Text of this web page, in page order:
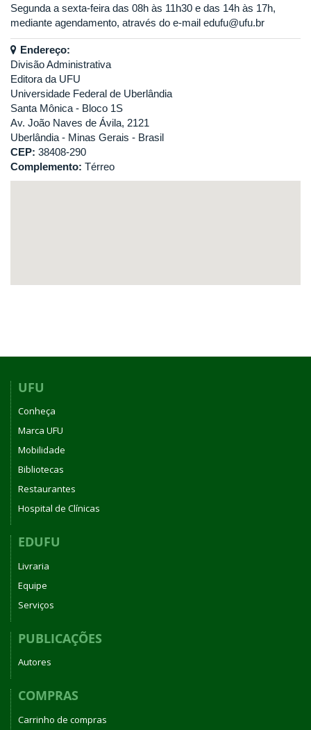
Segunda a sexta-feira das 08h às 11h30 e das 14h às 17h,
mediante agendamento, através do e-mail edufu@ufu.br
Endereço:
Divisão Administrativa
Editora da UFU
Universidade Federal de Uberlândia
Santa Mônica - Bloco 1S
Av. João Naves de Ávila, 2121
Uberlândia - Minas Gerais - Brasil
CEP: 38408-290
Complemento: Térreo
UFU
Conheça
Marca UFU
Mobilidade
Bibliotecas
Restaurantes
Hospital de Clínicas
EDUFU
Livraria
Equipe
Serviços
PUBLICAÇÕES
Autores
COMPRAS
Carrinho de compras